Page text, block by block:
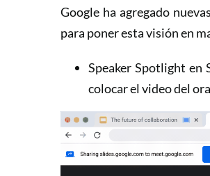
Google ha agregado
para poner esta visión en
Speaker Spotlight
colocar el video del